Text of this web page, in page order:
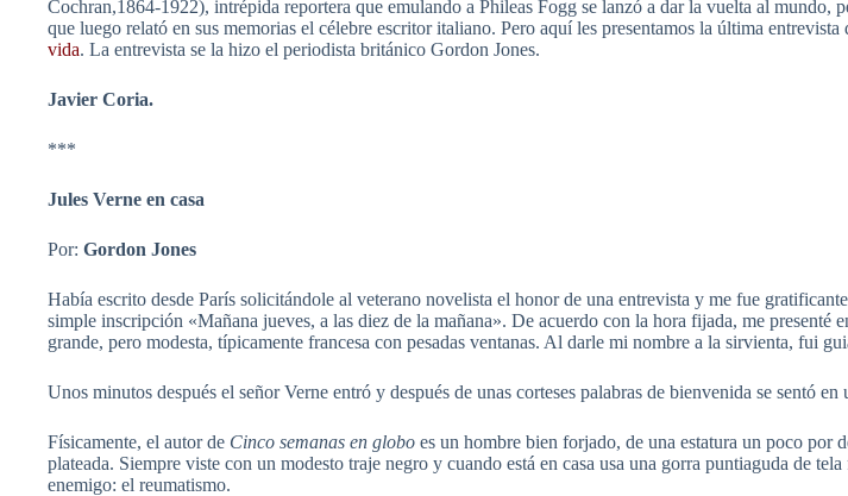
Cochran,1864-1922), intrépida reportera que emulando a Phileas Fogg se lanzó a dar la vuelta al
que luego relató en sus memorias el célebre escritor italiano. Pero aquí les presentamos la última entrevista
vida. La entrevista se la hizo el periodista británico Gordon Jones.
Javier Coria.
***
Jules Verne en casa
Por: Gordon Jones
Había escrito desde París solicitándole al veterano novelista el honor de una entrevista y me fue
simple inscripción «Mañana jueves, a las diez de la mañana». De acuerdo con la hora fijada, me
grande, pero modesta, típicamente francesa con pesadas ventanas. Al darle mi nombre a la sirvienta, fui
Unos minutos después el señor Verne entró y después de unas corteses palabras de bienvenida se sentó
Físicamente, el autor de Cinco semanas en globo es un hombre bien forjado, de una estatura un poco por
plateada. Siempre viste con un modesto traje negro y cuando está en casa usa una gorra puntiaguda de
enemigo: el reumatismo.